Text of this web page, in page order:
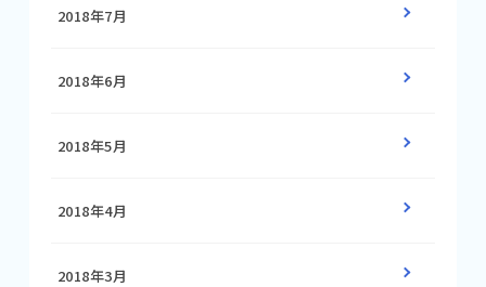
2018年7月
2018年6月
2018年5月
2018年4月
2018年3月